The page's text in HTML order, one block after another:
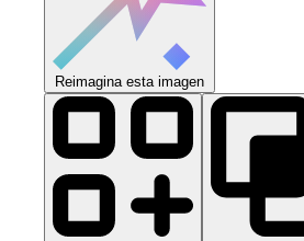
Reimagina esta imagen